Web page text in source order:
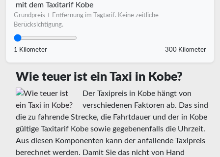
mit dem Taxitarif Kobe
Grundpreis + Entfernung im Tagtarif. Keine zeitliche
Berücksichtigung.
1 Kilometer 300 Kilometer
Wie teuer ist ein Taxi in Kobe?
Der Taxipreis in Kobe hängt von
verschiedenen Faktoren ab. Das sind
die zu fahrende Strecke, die Fahrtdauer und der in Kobe
gültige Taxitarif Kobe sowie gegebenenfalls die Uhrzeit.
Aus diesen Komponenten kann der anfallende Taxipreis
berechnet werden. Damit Sie das nicht von Hand